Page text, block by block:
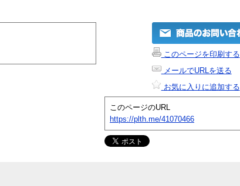
このページを印刷する
メールでURLを送る
お気に入りに追加する
このページのURL
https://plth.me/41070466